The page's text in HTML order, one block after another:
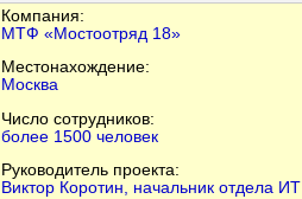
Компания:
МТФ «Мостоотряд 18»
Местонахождение:
Москва
Число сотрудников:
более 1500 человек
Руководитель проекта:
Виктор Коротин, начальник отдела ИТ